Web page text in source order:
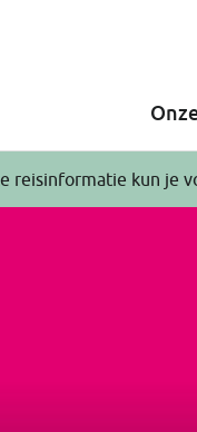
reisinformatie kun je